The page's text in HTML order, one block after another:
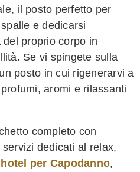
il posto perfetto per
e dedicarsi
proprio corpo in
Se vi spingete sulla
posto in cui rigenerarvi a
aromi e rilassanti
completo con
dedicati al relax,
hotel per Capodanno,